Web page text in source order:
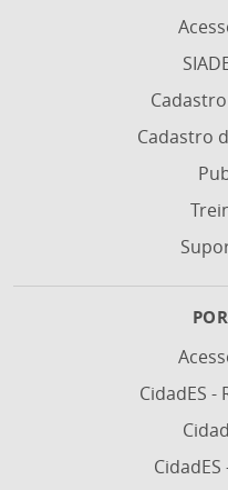
Cadastro
CidadES -